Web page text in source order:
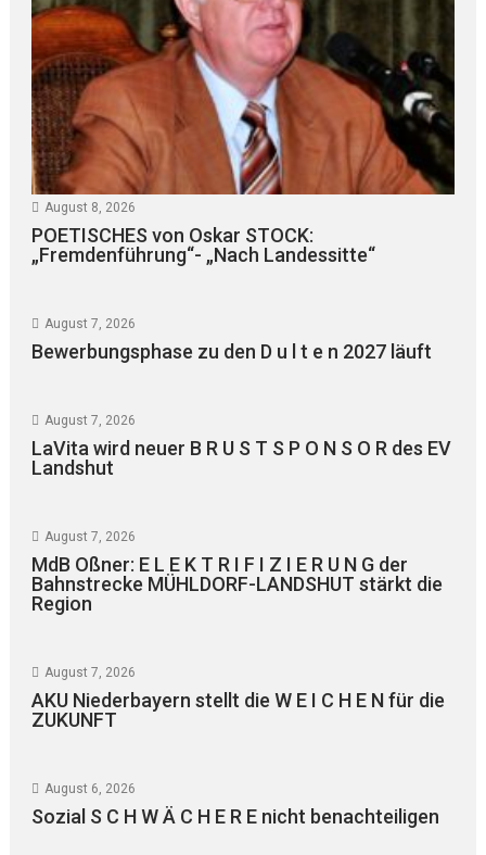
August 8, 2026
POETISCHES von Oskar STOCK:
„Fremdenführung“- „Nach Landessitte“
August 7, 2026
Bewerbungsphase zu den D u l t e n 2027 läuft
August 7, 2026
LaVita wird neuer B R U S T S P O N S O R des EV
Landshut
August 7, 2026
MdB Oßner: E L E K T R I F I Z I E R U N G der
Bahnstrecke MÜHLDORF-LANDSHUT stärkt die
Region
August 7, 2026
AKU Niederbayern stellt die W E I C H E N für die
ZUKUNFT
August 6, 2026
Sozial S C H W Ä C H E R E nicht benachteiligen